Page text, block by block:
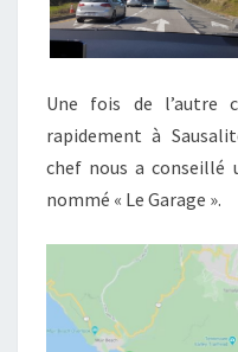
Une fois de l’autre
rapidement à
chef nous a conseillé
nommé « Le Garage ».